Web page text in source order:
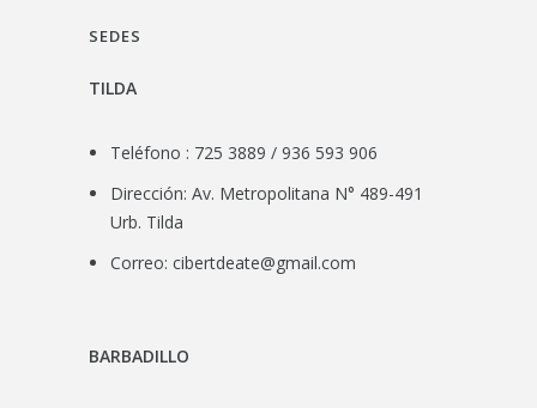
SEDES
TILDA
Teléfono : 725 3889 / 936 593 906
Dirección: Av. Metropolitana N° 489-491
Urb. Tilda
Correo:cibertdeate@gmail.com
BARBADILLO